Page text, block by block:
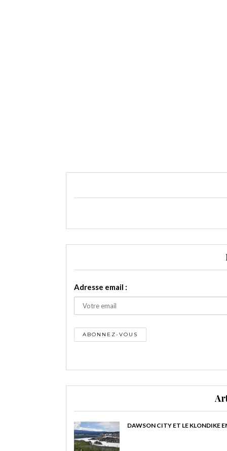
Adresse email :
DAWSON CITY ET LE KLONDIKE